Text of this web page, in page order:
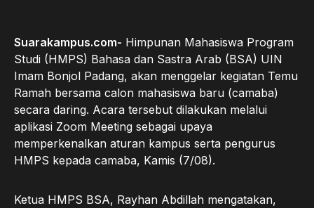
Suarakampus.com- Himpunan Mahasiswa Program
Studi (HMPS) Bahasa dan Sastra Arab (BSA) UIN
Imam Bonjol Padang, akan menggelar kegiatan Temu
Ramah bersama calon mahasiswa baru (camaba)
secara daring. Acara tersebut dilakukan melalui
aplikasi Zoom Meeting sebagai upaya
memperkenalkan aturan kampus serta pengurus
HMPS kepada camaba, Kamis (7/08).
Ketua HMPS BSA, Rayhan Abdillah mengatakan,